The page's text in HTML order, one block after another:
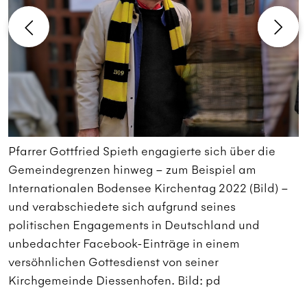
Pfarrer Gottfried Spieth engagierte sich über die
Gemeindegrenzen hinweg – zum Beispiel am
Internationalen Bodensee Kirchentag 2022 (Bild) –
und verabschiedete sich aufgrund seines
politischen Engagements in Deutschland und
unbedachter Facebook-Einträge in einem
versöhnlichen Gottesdienst von seiner
Kirchgemeinde Diessenhofen. Bild: pd